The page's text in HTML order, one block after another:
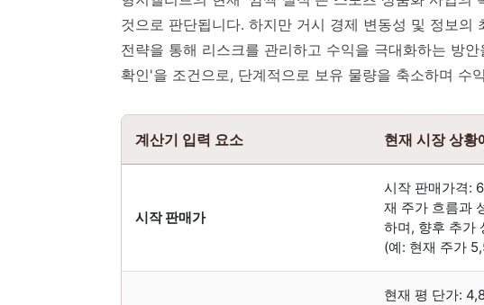
것으로 판단됩니다. 하지만 거시 경제 변동성 및 정보
전략을 통해 리스크를 관리하고 수익을 극대화하는 방
확인'을 조건으로, 단계적으로 보유 물량을 축소하며 수
계산기 입력 요소 현재 시장 상황
시작 판매가
시작 판매가격:
재 주가 흐름과
하며, 향후 추가
(예: 현재 주가
현재 평 단가: